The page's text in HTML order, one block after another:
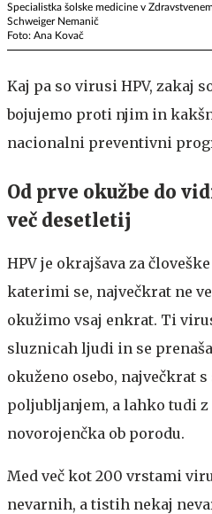
Specialistka šolske medicine v
Schweiger Nemanič
Foto: Ana Kovač
Kaj pa so virusi HPV, zakaj
bojujemo proti njim in
nacionalni preventivni
Od prve okužbe do
več desetletij
HPV je okrajšava za
katerimi se, največkrat ne
okužimo vsaj enkrat. Ti
sluznicah ljudi in se
okuženo osebo, največkrat
poljubljanjem, a lahko tudi
novorojenčka ob porodu.
Med več kot 200 vrstami
nevarnih, a tistih nekaj